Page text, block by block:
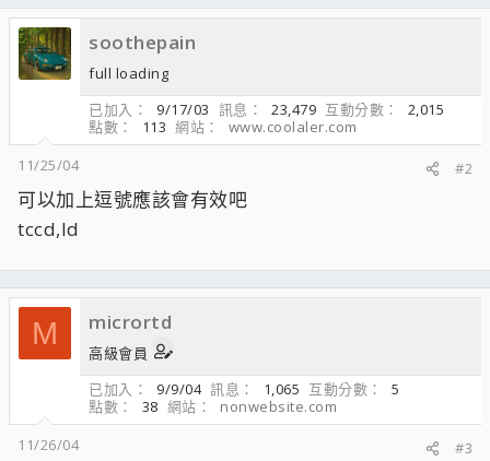
soothepain
full loading
已加入
9/17/03 訊息 23,479 互動分數
2,015
點數
113 網站
www.coolaler.com
11/25/04
#2
可以加上逗號應該會有效吧
tccd,ld
M micrortd
高級會員
已加入
9/9/04 訊息 1,065 互動分數
5
點數
38 網站
nonwebsite.com
11/26/04
#3